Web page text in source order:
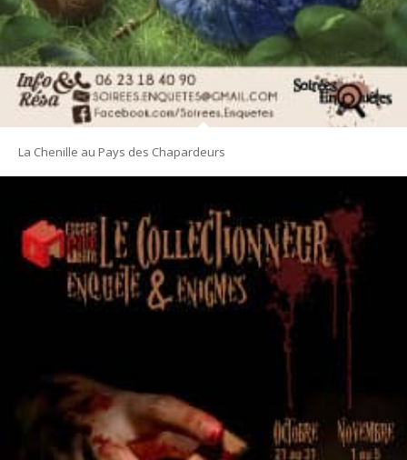
La Chenille au Pays des Chapardeurs